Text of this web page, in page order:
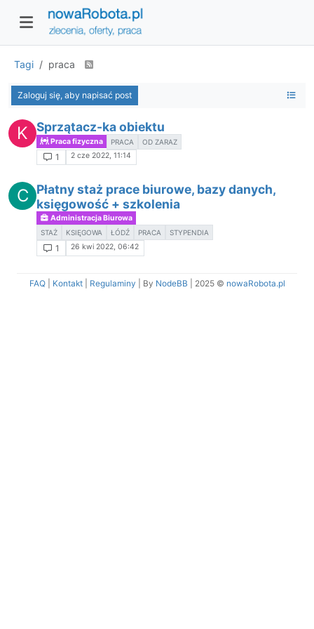
Tagi praca
Zaloguj się, aby napisać post
K Sprzątacz-ka obiektu
Praca fizyczna PRACA OD ZARAZ
1 2 cze 2022, 11:14
C
Płatny staż prace biurowe, bazy danych,
księgowość + szkolenia
Administracja Biurowa
STAŻ KSIĘGOWA ŁÓDŹ PRACA STYPENDIA
1 26 kwi 2022, 06:42
FAQ| Kontakt| Regulaminy | By NodeBB 2025 © nowaRobota.pl